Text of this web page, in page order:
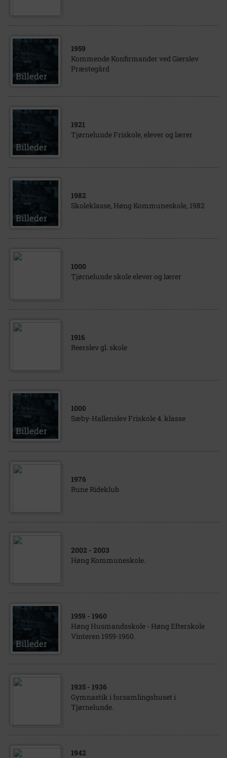
1959
Kommende Konfirmander ved Gierslev
Præstegård
1921
Tjørnelunde Friskole, elever og lærer
1982
Skoleklasse, Høng Kommuneskole, 1982
1000
Tjørnelunde skole elever og lærer
1916
Reerslev gl. skole
1000
Sæby-Hallenslev Friskole 4. klasse
1976
Rune Rideklub
2002 - 2003
Høng Kommuneskole.
1959 - 1960
Høng Husmandsskole - Høng Efterskole
Vinteren 1959-1960.
1935 - 1936
Gymnastik i forsamlingshuset i
Tjørnelunde.
1942